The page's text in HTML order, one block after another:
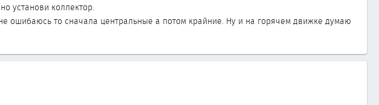
установи коллектор.
ошибаюсь то сначала центральные а потом крайние. Ну и на горячем движке думаю